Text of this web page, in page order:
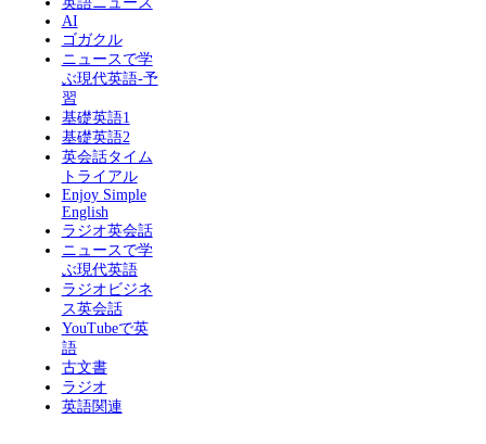
AI
ゴガクル
ニュースで学
ぶ現代英語-予
習
基礎英語1
基礎英語2
英会話タイム
トライアル
Enjoy Simple
English
ラジオ英会話
ニュースで学
ぶ現代英語
ラジオビジネ
ス英会話
YouTubeで英
語
古文書
ラジオ
英語関連